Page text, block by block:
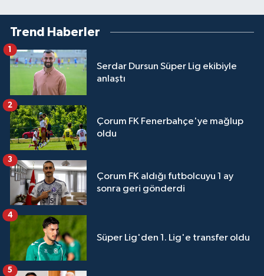
Trend Haberler
Serdar Dursun Süper Lig ekibiyle
anlaştı
1
Çorum FK Fenerbahçe'ye mağlup
oldu
2
Çorum FK aldığı futbolcuyu 1 ay
sonra geri gönderdi
3
Süper Lig'den 1. Lig'e transfer oldu
4
5